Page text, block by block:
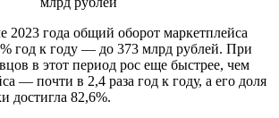
2023 года общий оборот маркетплейса
год к году — до 373 млрд рублей. При
в этот период рос еще быстрее, чем
— почти в 2,4 раза год к году, а его доля
достигла 82,6%.